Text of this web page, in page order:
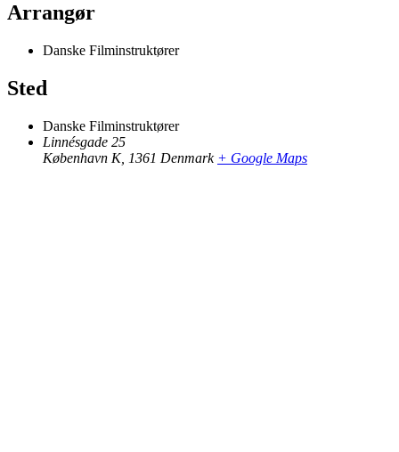
Arrangør
Danske Filminstruktører
Sted
Danske Filminstruktører
Linnésgade 25
København K, 1361 Denmark + Google Maps